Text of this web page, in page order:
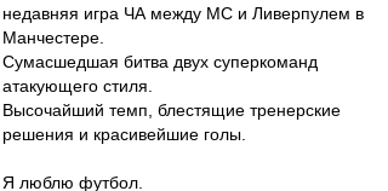
недавняя игра ЧА между МС и Ливерпулем в
Манчестере.
Сумасшедшая битва двух суперкоманд
атакующего стиля.
Высочайший темп, блестящие тренерские
решения и красивейшие голы.
Я люблю футбол.